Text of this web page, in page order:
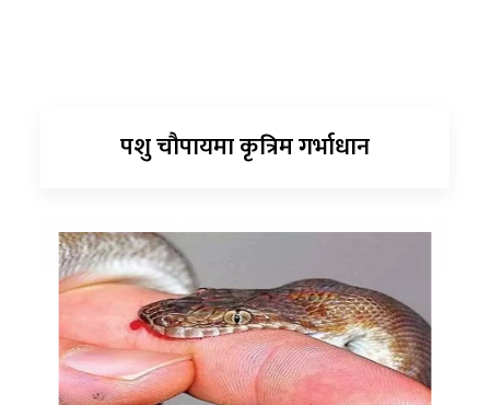
पशु चौपायमा कृत्रिम गर्भाधान